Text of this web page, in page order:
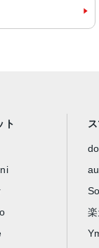
ト
au